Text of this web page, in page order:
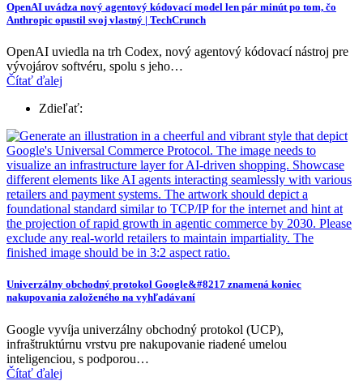
OpenAI uvádza nový agentový kódovací model len pár minút po tom, čo
Anthropic opustil svoj vlastný | TechCrunch
OpenAI uviedla na trh Codex, nový agentový kódovací nástroj pre
vývojárov softvéru, spolu s jeho…
Čítať ďalej
Zdieľať:
Univerzálny obchodný protokol Google&#8217 znamená koniec
nakupovania založeného na vyhľadávaní
Google vyvíja univerzálny obchodný protokol (UCP),
infraštruktúrnu vrstvu pre nakupovanie riadené umelou
inteligenciou, s podporou…
Čítať ďalej